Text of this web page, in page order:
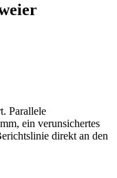
Parallele
ein verunsichertes
direkt an den